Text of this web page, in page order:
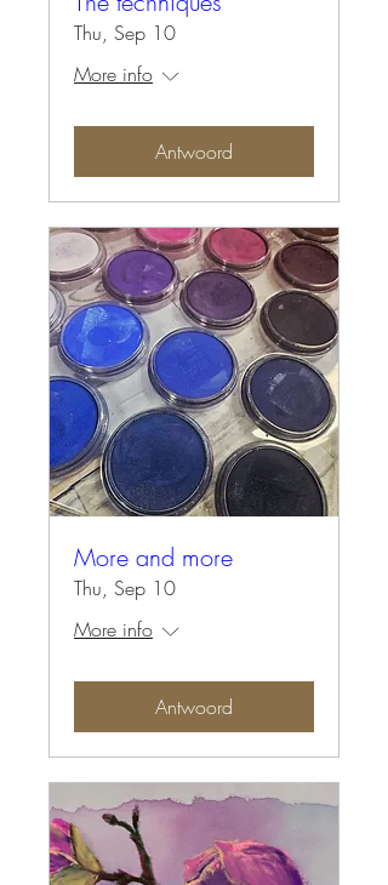
Thu, Sep 10
More info
Antwoord
More and more
Thu, Sep 10
More info
Antwoord